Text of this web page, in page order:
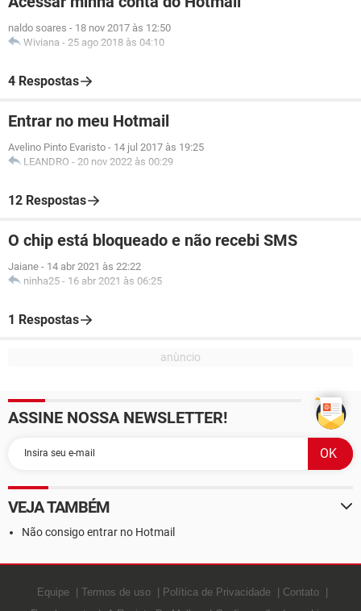
naldo soares - 18 nov 2017 às 12:50
Wiviana - 25 ago 2018 às 04:10
4 Respostas
Entrar no meu Hotmail
Avelino Pinto Evaristo - 14 jul 2017 às 19:25
LEANDRO - 20 nov 2022 às 00:29
12 Respostas
O chip está bloqueado e não recebi SMS
Jaiane - 14 abr 2021 às 22:22
ninha25 - 16 abr 2021 às 06:25
1 Respostas
ASSINE NOSSA NEWSLETTER!
VEJA TAMBÉM
Não consigo entrar no Hotmail
Equipe Termos de uso Política de Privacidade
Contato